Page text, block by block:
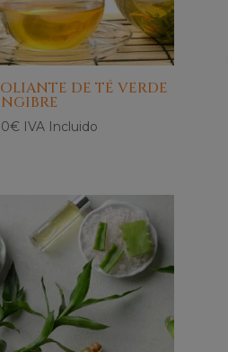
DE TÉ VERDE
€ IVA Incluido